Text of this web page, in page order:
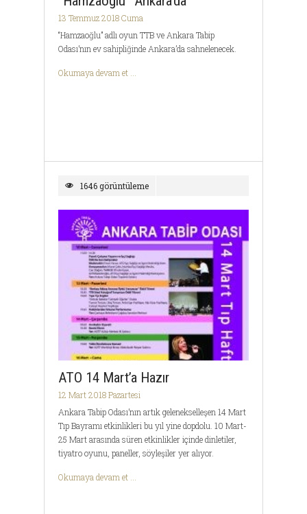
13 Temmuz 2018 Cuma
“Hamzaoğlu” adlı oyun TTB ve Ankara Tabip
Odası’nın ev sahipliğinde Ankara’da sahnelenecek.
Okumaya devam et ...
1646 görüntüleme
ATO 14 Mart’a Hazır
12 Mart 2018 Pazartesi
Ankara Tabip Odası’nın artık gelenekselleşen 14 Mart
Tıp Bayramı etkinlikleri bu yıl yine dopdolu. 10 Mart-
25 Mart arasında süren etkinlikler içinde dinletiler,
tiyatro oyunu, paneller, söyleşiler yer alıyor.
Okumaya devam et ...